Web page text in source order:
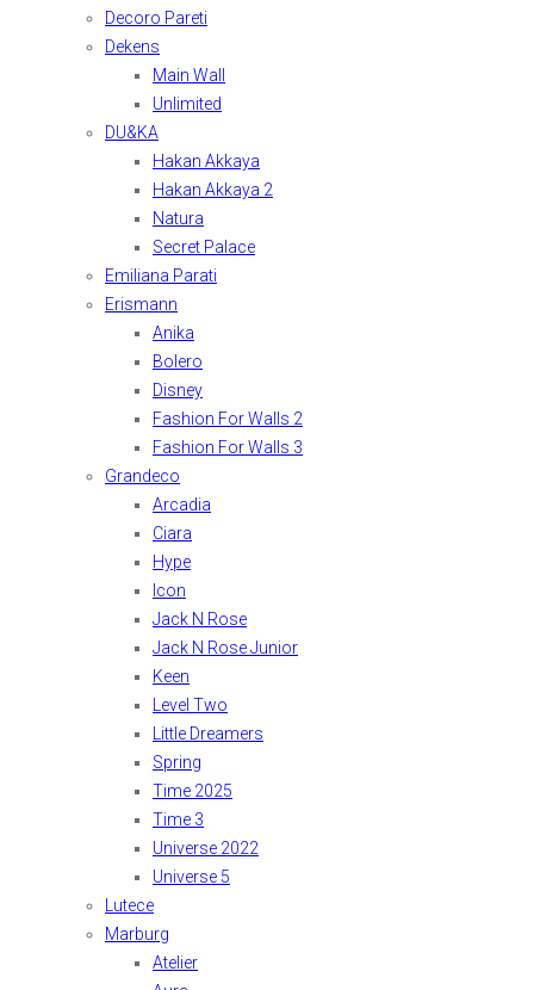
Decoro Pareti
Dekens
Main Wall
Unlimited
DU&KA
Hakan Akkaya
Hakan Akkaya 2
Natura
Secret Palace
Emiliana Parati
Erismann
Anika
Bolero
Disney
Fashion For Walls 2
Fashion For Walls 3
Grandeco
Arcadia
Ciara
Hype
Icon
Jack N Rose
Jack N Rose Junior
Keen
Level Two
Little Dreamers
Spring
Time 2025
Time 3
Universe 2022
Universe 5
Lutece
Marburg
Atelier